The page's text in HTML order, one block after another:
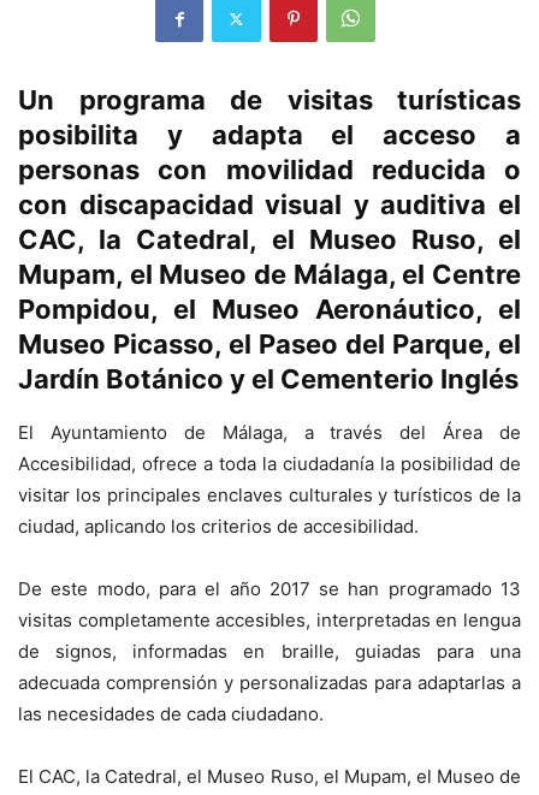
Un programa de visitas turísticas
posibilita y adapta el acceso a
personas con movilidad reducida o
con discapacidad visual y auditiva el
CAC, la Catedral, el Museo Ruso, el
Mupam, el Museo de Málaga, el Centre
Pompidou, el Museo Aeronáutico, el
Museo Picasso, el Paseo del Parque, el
Jardín Botánico y el Cementerio Inglés
El Ayuntamiento de Málaga, a través del Área de
Accesibilidad, ofrece a toda la ciudadanía la posibilidad de
visitar los principales enclaves culturales y turísticos de la
ciudad, aplicando los criterios de accesibilidad.
De este modo, para el año 2017 se han programado 13
visitas completamente accesibles, interpretadas en lengua
de signos, informadas en braille, guiadas para una
adecuada comprensión y personalizadas para adaptarlas a
las necesidades de cada ciudadano.
El CAC, la Catedral, el Museo Ruso, el Mupam, el Museo de